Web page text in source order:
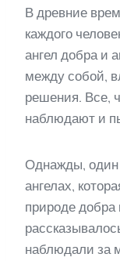
В древние
каждого
ангел добра и
между собой,
решения. Все,
наблюдают и
Однажды, один
ангелах,
природе добра
наблюдали за